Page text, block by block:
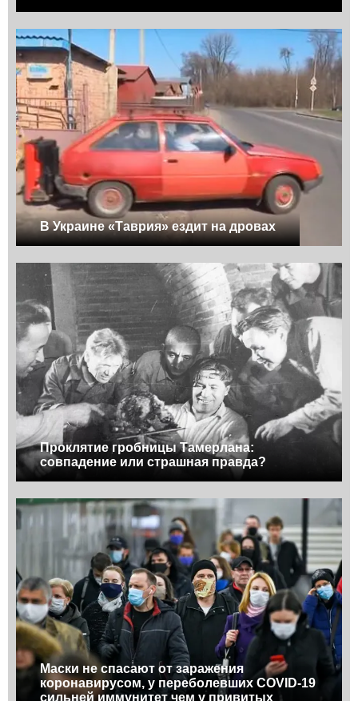
В Украине «Таврия» ездит на дровах
Проклятие гробницы Тамерлана:
совпадение или страшная правда?
Маски не спасают от заражения
коронавирусом, у переболевших COVID-19
сильней иммунитет чем у привитых